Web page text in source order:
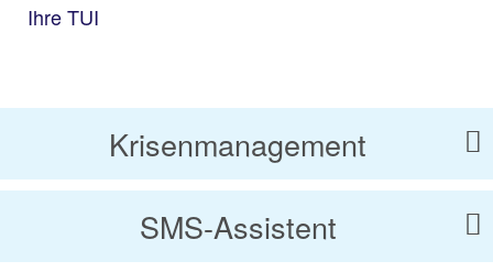
Ihre TUI
Krisenmanagement
SMS-Assistent